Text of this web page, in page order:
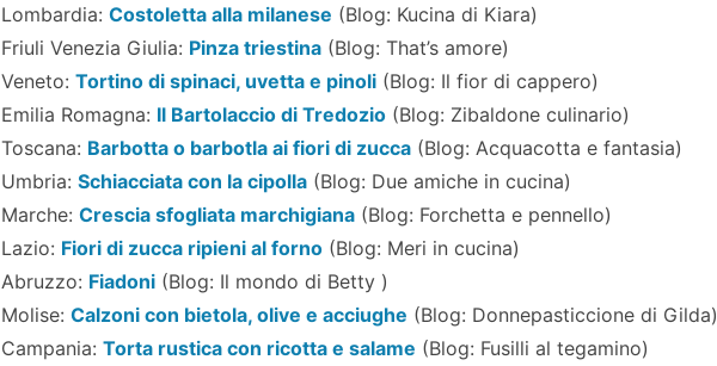
Lombardia: Costoletta alla milanese (Blog: Kucina di Kiara)
Friuli Venezia Giulia: Pinza triestina (Blog: That’s amore)
Veneto: Tortino di spinaci, uvetta e pinoli (Blog: Il fior di cappero)
Emilia Romagna: Il Bartolaccio di Tredozio (Blog: Zibaldone culinario)
Toscana: Barbotta o barbotla ai fiori di zucca (Blog: Acquacotta e fantasia)
Umbria: Schiacciata con la cipolla (Blog: Due amiche in cucina)
Marche: Crescia sfogliata marchigiana (Blog: Forchetta e pennello)
Lazio: Fiori di zucca ripieni al forno (Blog: Meri in cucina)
Abruzzo: Fiadoni (Blog: Il mondo di Betty )
Molise: Calzoni con bietola, olive e acciughe (Blog: Donnepasticcione di Gilda)
Campania: Torta rustica con ricotta e salame (Blog: Fusilli al tegamino)